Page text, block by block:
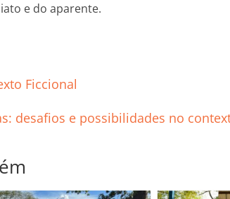
e do aparente.
Ficcional
desafios e possibilidades no